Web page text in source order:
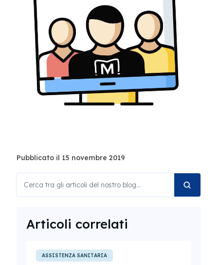
Pubblicato il 15 novembre 2019
Articoli correlati
ASSISTENZA SANITARIA